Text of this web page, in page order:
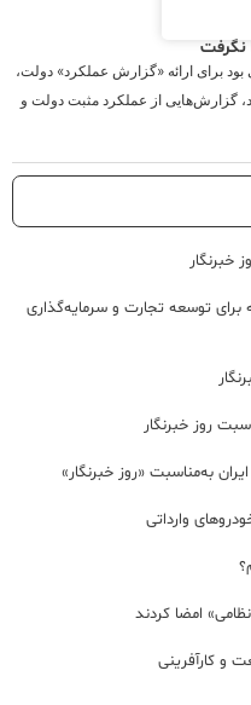
برای ارائه «گزارش عملکرد» دولت،
گزارش‌هایی از عملکرد مثبت دولت و
خبرنگار
توسعه تجارت و سرمایه‌گذاری
روز خبرنگار
به‌مناسبت «روز خبرنگار»
وارداتی
امضا کردند
و کارآفرینی